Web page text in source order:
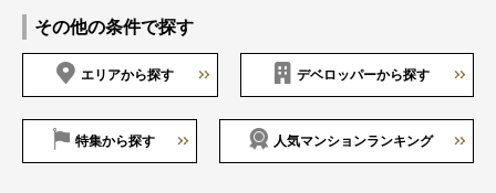
その他の条件で探す
エリアから探す デベロッパーから探す
特集から探す 人気マンションランキング